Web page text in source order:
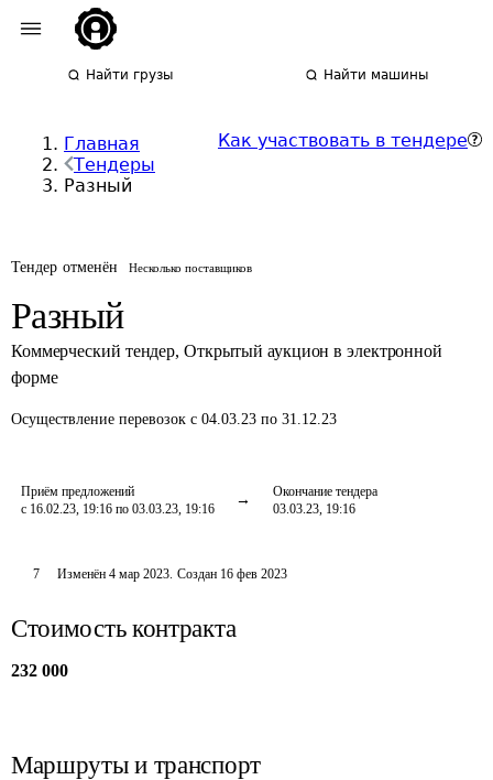
Найти грузы Найти машины
Главная
Тендеры
Разный
Как участвовать в тендере
Тендер отменён Несколько поставщиков
Разный
Коммерческий тендер, Открытый аукцион в электронной
форме
Осуществление перевозок с 04.03.23 по 31.12.23
Приём предложений
с 16.02.23, 19:16 по 03.03.23, 19:16
Окончание тендера
03.03.23, 19:16
7 Изменён 4 мар 2023. Создан 16 фев 2023
Стоимость контракта
232 000
Маршруты и транспорт